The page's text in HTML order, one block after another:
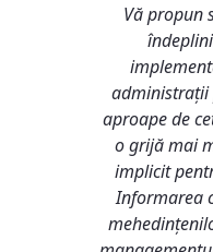
Vă propun
administrații
aproape de
o grijă mai
implicit
Informarea